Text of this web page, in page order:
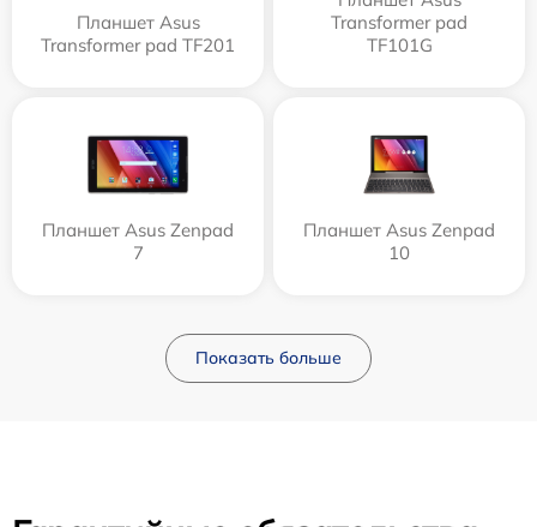
Планшет Asus
Transformer pad TF201
Transformer pad
TF101G
Планшет Asus Zenpad
7
Планшет Asus Zenpad
10
Показать больше